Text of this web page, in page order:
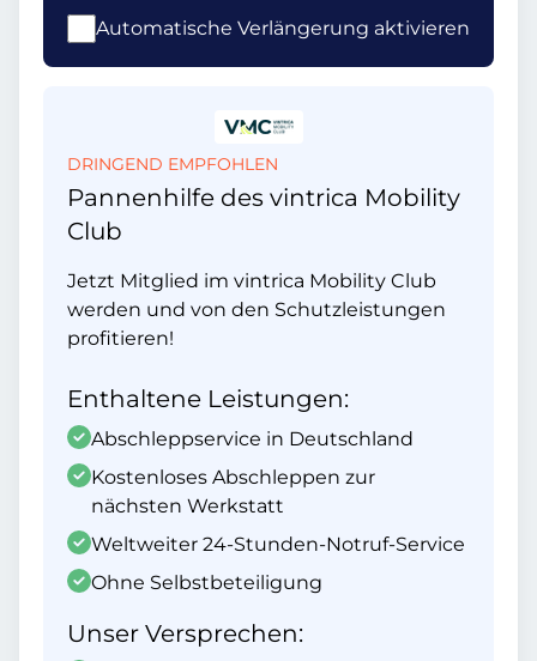
Automatische Verlängerung aktivieren
DRINGEND EMPFOHLEN
Pannenhilfe des vintrica Mobility
Club
Jetzt Mitglied im vintrica Mobility Club
werden und von den Schutzleistungen
profitieren!
Enthaltene Leistungen:
Abschleppservice in Deutschland
Kostenloses Abschleppen zur
nächsten Werkstatt
Weltweiter 24-Stunden-Notruf-Service
Ohne Selbstbeteiligung
Unser Versprechen: